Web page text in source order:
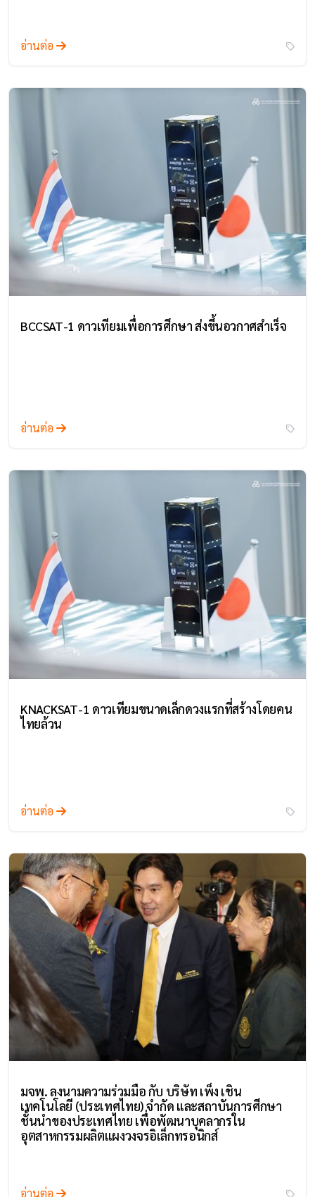
อ่านต่อ
BCCSAT-1 ดาวเทียมเพื่อการศึกษา ส่งขึ้นอวกาศสำเร็จ
อ่านต่อ
KNACKSAT-1 ดาวเทียมขนาดเล็กดวงแรกที่สร้างโดยคน
ไทยล้วน
อ่านต่อ
มจพ. ลงนามความร่วมมือ กับ บริษัท เพ็ง เชิน
เทคโนโลยี (ประเทศไทย) จำกัด และสถาบันการศึกษา
ชั้นนำของประเทศไทย เพื่อพัฒนาบุคลากรใน
อุตสาหกรรมผลิตแผงวงจรอิเล็กทรอนิกส์
อ่านต่อ